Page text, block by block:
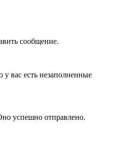
сообщение.
вас есть незаполненные
успешно отправлено.